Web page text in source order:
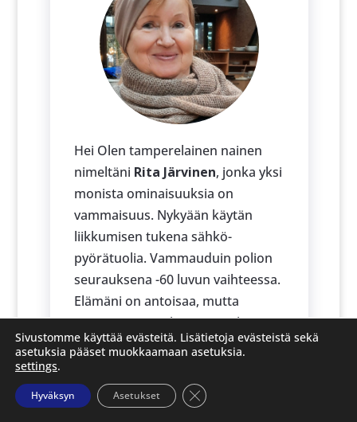
Hei Olen tamperelainen nainen
nimeltäni Rita Järvinen, jonka yksi
monista ominaisuuksia on
vammaisuus. Nykyään käytän
liikkumisen tukena sähkö-
pyörätuolia. Vammauduin polion
seurauksena -60 luvun vaihteessa.
Elämäni on antoisaa, mutta
vaatinut monenlaisia taisteluja
oikeuksien puolustamiseen ja
rikkomaan monia meille
vammaisille naisille ase tettuja
Sivustomme käyttää evästeitä. Lisätietoja evästeistä sekä
asetuksia pääset muokkaamaan asetuksia.
settings.
Hyväksyn Asetukset Sulje evästebanneri